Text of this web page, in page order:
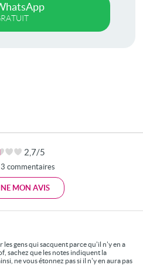
2,7/5
commentaires
MON AVIS
les gens qui sacquent parce qu'il n'y en a
sachez que les notes indiquent la
ne vous étonnez pas si il n'y en aura pas